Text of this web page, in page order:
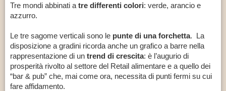
Tre mondi abbinati a tre differenti colori: verde, arancio e
azzurro.
Le tre sagome verticali sono le punte di una forchetta. La
disposizione a gradini ricorda anche un grafico a barre nella
rappresentazione di un trend di crescita: è l’augurio di
prosperità rivolto al settore del Retail alimentare e a quello dei
“bar & pub” che, mai come ora, necessita di punti fermi su cui
fare affidamento.